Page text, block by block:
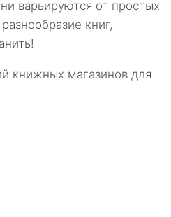
варьируются от простых
книг,
книжных магазинов для